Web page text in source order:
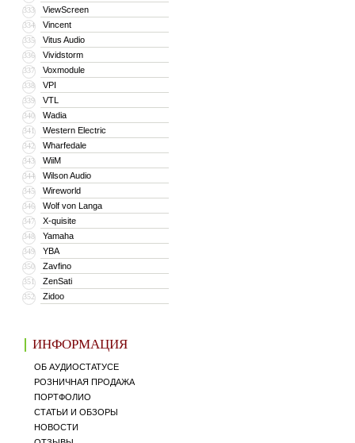
333 ViewScreen
334 Vincent
335 Vitus Audio
336 Vividstorm
337 Voxmodule
338 VPI
339 VTL
340 Wadia
341 Western Electric
342 Wharfedale
343 WiiM
344 Wilson Audio
345 Wireworld
346 Wolf von Langa
347 X-quisite
348 Yamaha
349 YBA
350 Zavfino
351 ZenSati
352 Zidoo
ИНФОРМАЦИЯ
ОБ АУДИОСТАТУСЕ
РОЗНИЧНАЯ ПРОДАЖА
ПОРТФОЛИО
СТАТЬИ И ОБЗОРЫ
НОВОСТИ